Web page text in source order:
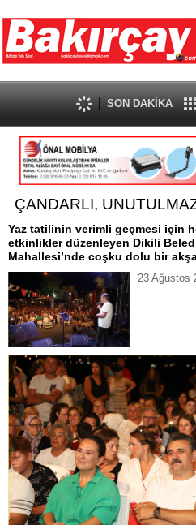
SON DAKİKA
ÇANDARLI,
Yaz tatilinin verimli geçmesi için
etkinlikler düzenleyen Dikili
Mahallesi’nde coşku dolu bir
23 Ağustos